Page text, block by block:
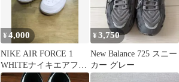
¥4,000
NIKE AIR FORCE 1
WHITEナイキエアフォ
ース
¥3,750
New Balance 725 スニー
カー グレー